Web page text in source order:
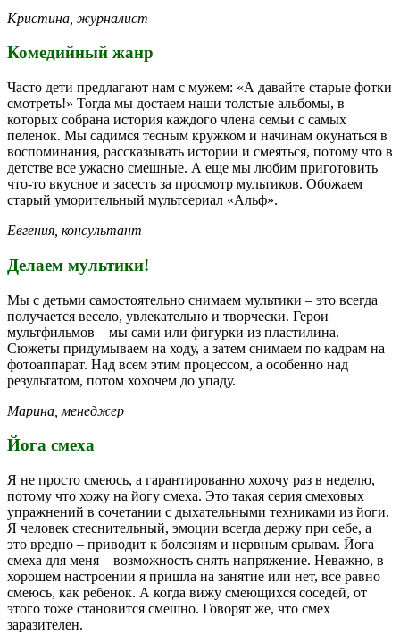
Кристина, журналист
Комедийный жанр
Часто дети предлагают нам с мужем: «А давайте старые фотки
смотреть!» Тогда мы достаем наши толстые альбомы, в
которых собрана история каждого члена семьи с самых
пеленок. Мы садимся тесным кружком и начинам окунаться в
воспоминания, рассказывать истории и смеяться, потому что в
детстве все ужасно смешные. А еще мы любим приготовить
что-то вкусное и засесть за просмотр мультиков. Обожаем
старый уморительный мультсериал «Альф».
Евгения, консультант
Делаем мультики!
Мы с детьми самостоятельно снимаем мультики – это всегда
получается весело, увлекательно и творчески. Герои
мультфильмов – мы сами или фигурки из пластилина.
Сюжеты придумываем на ходу, а затем снимаем по кадрам на
фотоаппарат. Над всем этим процессом, а особенно над
результатом, потом хохочем до упаду.
Марина, менеджер
Йога смеха
Я не просто смеюсь, а гарантированно хохочу раз в неделю,
потому что хожу на йогу смеха. Это такая серия смеховых
упражнений в сочетании с дыхательными техниками из йоги.
Я человек стеснительный, эмоции всегда держу при себе, а
это вредно – приводит к болезням и нервным срывам. Йога
смеха для меня – возможность снять напряжение. Неважно, в
хорошем настроении я пришла на занятие или нет, все равно
смеюсь, как ребенок. А когда вижу смеющихся соседей, от
этого тоже становится смешно. Говорят же, что смех
заразителен.